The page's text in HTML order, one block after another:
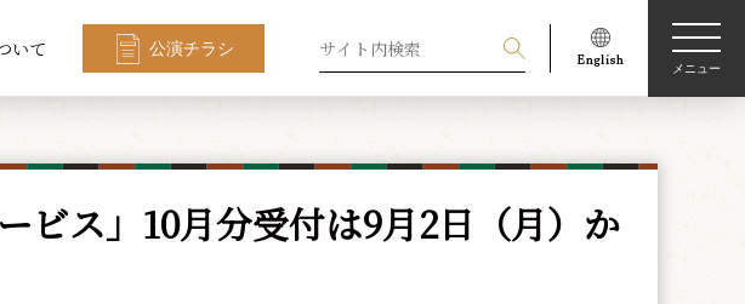
いて 公演チラシ
メニュー
ビス」10月分受付は9月2日（月）か